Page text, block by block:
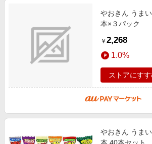
やおきん うま
本×３パック
￥ 2,268
1.0%
ストアにす
やおきん うま